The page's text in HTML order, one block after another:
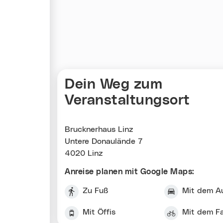
Dein Weg zum
Veranstaltungsort
Brucknerhaus Linz
Untere Donaulände 7
4020 Linz
Anreise planen mit Google Maps:
Zu Fuß Mit dem
Mit Öffis Mit dem